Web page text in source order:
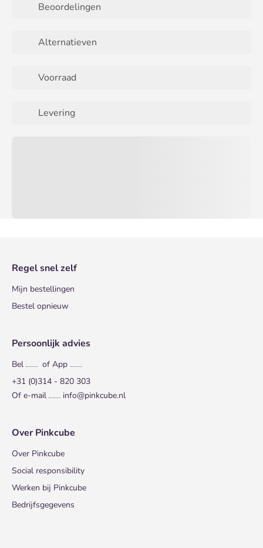
Beoordelingen
Alternatieven
Voorraad
Levering
Regel snel zelf
Mijn bestellingen
Bestel opnieuw
Persoonlijk advies
Bel
of App
+31 (0)314 - 820 303
Of e-mail
info@pinkcube.nl
Over Pinkcube
Over Pinkcube
Social responsibility
Werken bij Pinkcube
Bedrijfsgegevens